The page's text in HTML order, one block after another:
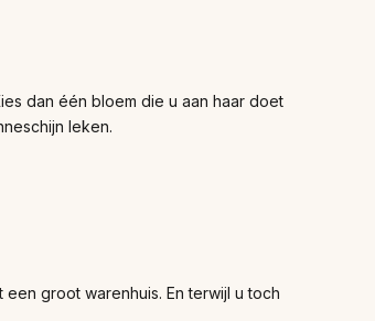
dan één bloem die u aan haar doet
leken.
groot warenhuis. En terwijl u toch